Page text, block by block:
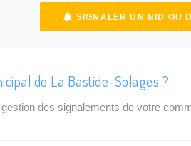
SIGNALER UN NID OU
de La Bastide-Solages ?
des signalements de votre